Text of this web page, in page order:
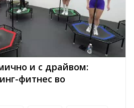
и с драйвом:
фитнес во